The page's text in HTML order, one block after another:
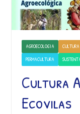
AGROECOLOGIA CULTURA
PERMACULTURA
Cultura
Ecovilas